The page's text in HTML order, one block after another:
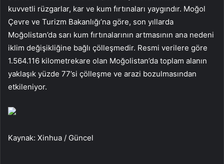
kuvvetli rüzgarlar, kar ve kum fırtınaları yaygındır. Moğol
Çevre ve Turizm Bakanlığı’na göre, son yıllarda
Moğolistan’da sarı kum fırtınalarının artmasının ana nedeni
iklim değişikliğine bağlı çölleşmedir. Resmi verilere göre
1.564.116 kilometrekare olan Moğolistan’da toplam alanın
yaklaşık yüzde 77’si çölleşme ve arazi bozulmasından
etkileniyor.
Kaynak: Xinhua / Güncel